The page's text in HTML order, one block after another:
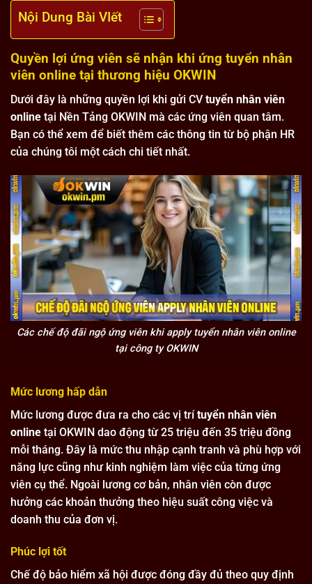
Nội Dung Bài VIết
Quyền lợi ứng viên sẽ nhận khi ứng tuyển nhân
viên online tại thương hiệu OKWIN
Dưới đây là những quyền lợi khi gửi CV tuyển nhân viên
online tại Nền Tảng OKWIN mà các ứng viên quan tâm.
Bạn có thể xem để biết thêm các thông tin từ bộ phận HR
của chúng tôi một cách chi tiết nhất.
Các chế độ đãi ngộ ứng viên khi apply tuyển nhân viên online
tại công ty OKWIN
Mức lương hấp dẫn
Mức lương được đưa ra cho các vị trítuyển nhân viên
online tại OKWIN dao động từ 25 triệu đến 35 triệu đồng
mỗi tháng. Đây là mức thu nhập cạnh tranh và phù hợp với
năng lực cũng như kinh nghiệm làm việc của từng ứng
viên cụ thể. Ngoài lương cơ bản, nhân viên còn được
hưởng các khoản thưởng theo hiệu suất công việc và
doanh thu của đơn vị.
Phúc lợi tốt
Chế độ bảo hiểm xã hội được đóng đầy đủ theo quy định